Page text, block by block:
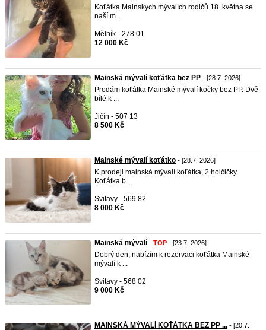
Koťátka Mainskych mývalích rodičů 18. května se
naší m ...
Mělník - 278 01
12 000 Kč
Mainská mývalí koťátka bez PP - [28.7. 2026]
Prodám koťátka Mainské mývalí kočky bez PP. Dvě
bílé k ...
Jičín - 507 13
8 500 Kč
Mainské mývalí koťátko - [28.7. 2026]
K prodeji mainská mývalí koťátka, 2 holčičky.
Koťátka b ...
Svitavy - 569 82
8 000 Kč
Mainská mývalí - TOP - [23.7. 2026]
Dobrý den, nabízím k rezervaci koťátka Mainské
mývalí k ...
Svitavy - 568 02
9 000 Kč
MAINSKÁ MÝVALÍ KOŤÁTKA BEZ PP ... - [20.7.